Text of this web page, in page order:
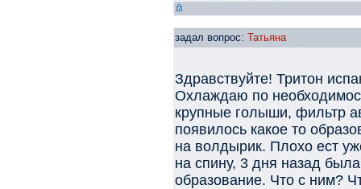
задал вопрос: Татьяна
Здравствуйте! Тритон
Охлаждаю по
крупные голыши, фильтр
появилось какое то
на волдырик. Плохо ест
на спину, 3 дня назад
образование. Что с ним?